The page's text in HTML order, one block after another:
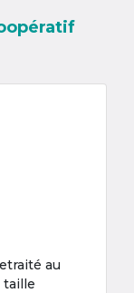
au
taille